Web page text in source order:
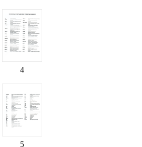
4
5